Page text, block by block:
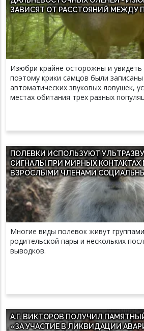
ЗАВИСЯТ ОТ РАССТОЯНИЙ МЕЖДУ
Изюбри крайне осторожны и
поэтому крики самцов были
автоматических звуковых ловушек,
местах обитания трех разных
ПОЛЕВКИ ИСПОЛЬЗУЮТ
СИГНАЛЫ ПРИ МИРНЫХ
ВЗРОСЛЫМИ ЧЛЕНАМИ
Многие виды полевок живут
родительской пары и нескольких
выводков.
А.Г. ВИКТОРОВ ПОЛУЧИЛ
«ЗА УЧАСТИЕ В ЛИКВИДАЦИИ